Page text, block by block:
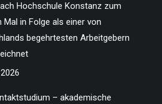
Hochschule Konstanz zum
Mal in Folge als einer von
begehrtesten Arbeitgebern
– akademische